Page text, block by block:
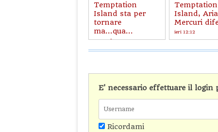
Temptation
Island sta per
tornare
ma...qua...
23 ore fa
Temptation
Island,
Mercuri
ieri 12:12
E' necessario effettuare il login
Ricordami